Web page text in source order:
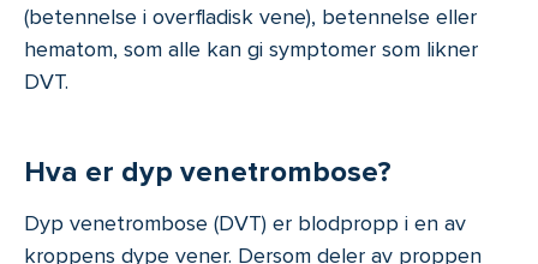
(betennelse i overfladisk vene), betennelse eller
hematom, som alle kan gi symptomer som likner
DVT.
Hva er dyp venetrombose?
Dyp venetrombose (DVT) er blodpropp i en av
kroppens dype vener. Dersom deler av proppen